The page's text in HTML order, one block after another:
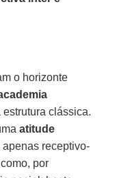
o horizonte
clássica.
atitude
apenas receptivo-
por